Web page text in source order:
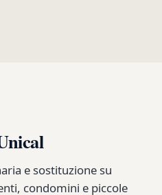
e sostituzione su
condomini e piccole